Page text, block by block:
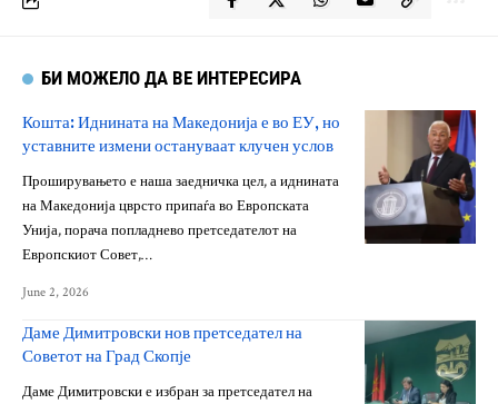
БИ МОЖЕЛО ДА ВЕ ИНТЕРЕСИРА
Кошта: Иднината на Македонија е во ЕУ, но
уставните измени остануваат клучен услов
Проширувањето е наша заедничка цел, а иднината
на Македонија цврсто припаѓа во Европската
Унија, порача попладнево претседателот на
Европскиот Совет,…
June 2, 2026
Даме Димитровски нов претседател на
Советот на Град Скопје
Даме Димитровски е избран за претседател на